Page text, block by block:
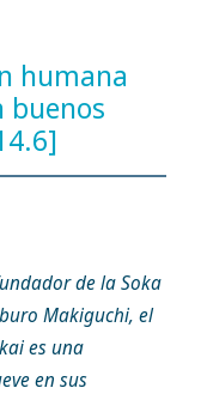
humana
buenos
de la Soka
Makiguchi, el
es una
en sus